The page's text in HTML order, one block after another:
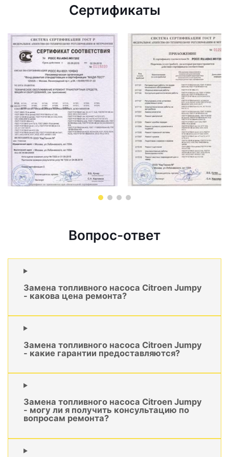
Сертификаты
Вопрос-ответ
Замена топливного насоса Citroen Jumpy
- какова цена ремонта?
Замена топливного насоса Citroen Jumpy
- какие гарантии предоставляются?
Замена топливного насоса Citroen Jumpy
- могу ли я получить консультацию по
вопросам ремонта?